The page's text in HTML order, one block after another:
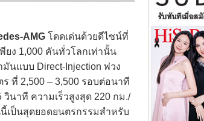
AMG โดดเด่นด้วยดีไซน์ที่
ยง 1,000 คันทั่วโลกเท่านั้น
นแบบ Direct-Injection พ่วง
ที่ 2,500 – 3,500 รอบต่อนาที
วินาที ความเร็วสูงสุด 220 กม./
เป็นสุดยอดยนตรกรรมสำหรับ